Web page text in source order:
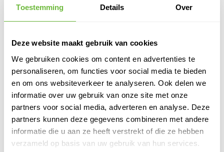
Toestemming Details Over
Deze website maakt gebruik van cookies
We gebruiken cookies om content en advertenties te
personaliseren, om functies voor social media te bieden
en om ons websiteverkeer te analyseren. Ook delen we
informatie over uw gebruik van onze site met onze
partners voor social media, adverteren en analyse. Deze
partners kunnen deze gegevens combineren met andere
informatie die u aan ze heeft verstrekt of die ze hebben
verzameld op basis van uw gebruik van hun services.
Binnen1 werkdag
verzonden
SPECIFICATIES
SKU
810009
PRODUCTOMSCHRIJVING
Toebehoren set EPDM BOX PRO